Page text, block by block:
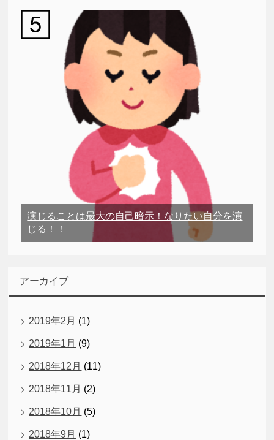
演じることは最大の自己暗示！なりたい自分を演
じる！！
アーカイブ
2019年2月 (1)
2019年1月 (9)
2018年12月 (11)
2018年11月 (2)
2018年10月 (5)
2018年9月 (1)